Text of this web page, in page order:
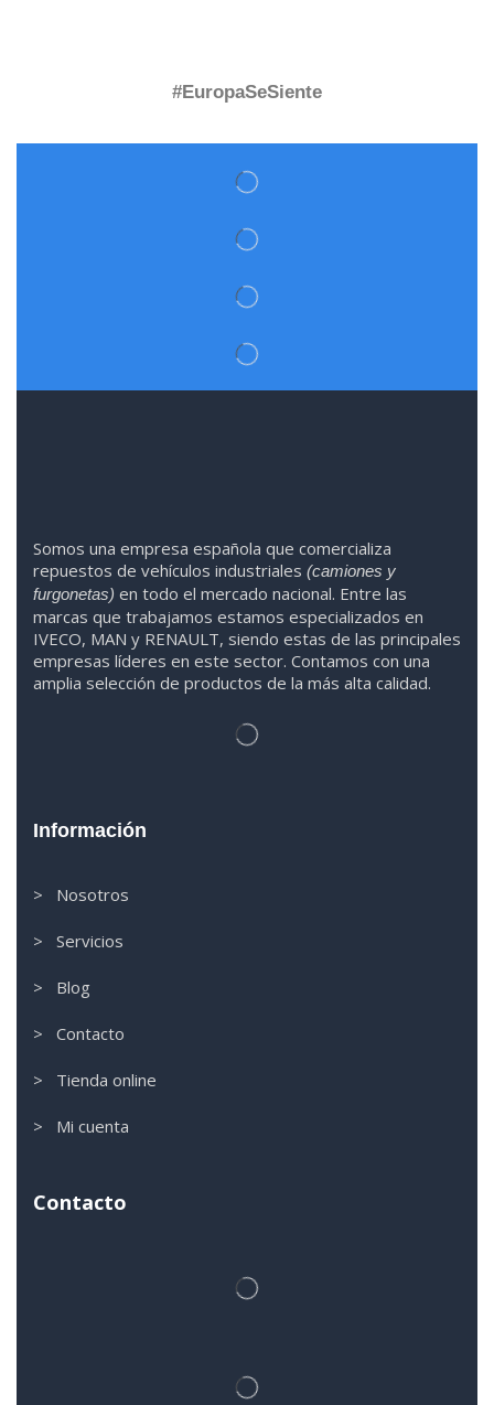
#EuropaSeSiente
Somos una empresa española que comercializa
repuestos de vehículos industriales (camiones y
furgonetas) en todo el mercado nacional. Entre las
marcas que trabajamos estamos especializados en
IVECO, MAN y RENAULT, siendo estas de las principales
empresas líderes en este sector. Contamos con una
amplia selección de productos de la más alta calidad.
Información
> Nosotros
> Servicios
> Blog
> Contacto
> Tienda online
> Mi cuenta
Contacto